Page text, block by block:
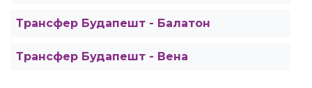
Трансфер Будапешт - Балатон
Трансфер Будапешт - Венa